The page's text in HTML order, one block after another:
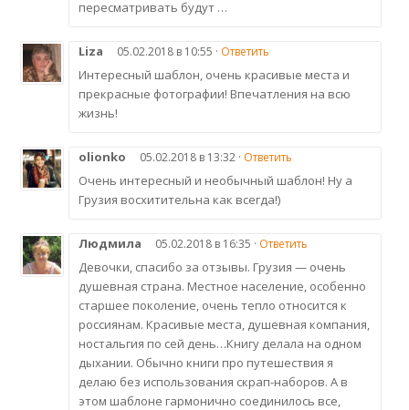
пересматривать будут …
Liza 05.02.2018 в 10:55 · Ответить
Интересный шаблон, очень красивые места и
прекрасные фотографии! Впечатления на всю
жизнь!
olionko 05.02.2018 в 13:32 · Ответить
Очень интересный и необычный шаблон! Ну а
Грузия восхитительна как всегда!)
Людмила 05.02.2018 в 16:35 · Ответить
Девочки, спасибо за отзывы. Грузия — очень
душевная страна. Местное население, особенно
старшее поколение, очень тепло относится к
россиянам. Красивые места, душевная компания,
ностальгия по сей день…Книгу делала на одном
дыхании. Обычно книги про путешествия я
делаю без использования скрап-наборов. А в
этом шаблоне гармонично соединилось все,